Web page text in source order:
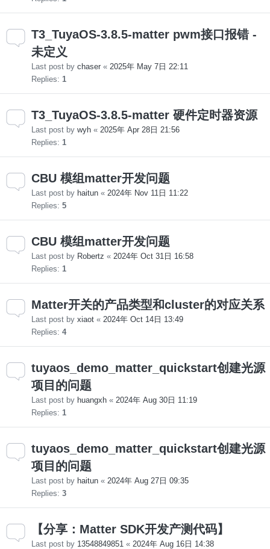
T3_TuyaOS-3.8.5-matter pwm接口报错 -
未定义
Last post by chaser « 2025年 May 7日 22:11
Replies: 1
T3_TuyaOS-3.8.5-matter 硬件定时器资源
Last post by wyh « 2025年 Apr 28日 21:56
Replies: 1
CBU 模组matter开发问题
Last post by haitun « 2024年 Nov 11日 11:22
Replies: 5
CBU 模组matter开发问题
Last post by Robertz « 2024年 Oct 31日 16:58
Replies: 1
Matter开关的产品类型和cluster的对应关系
Last post by xiaot « 2024年 Oct 14日 13:49
Replies: 4
tuyaos_demo_matter_quickstart创建光源
项目的问题
Last post by huangxh « 2024年 Aug 30日 11:19
Replies: 1
tuyaos_demo_matter_quickstart创建光源
项目的问题
Last post by haitun « 2024年 Aug 27日 09:35
Replies: 3
【分享：Matter SDK开发产测代码】
Last post by 13548849851 « 2024年 Aug 16日 14:38